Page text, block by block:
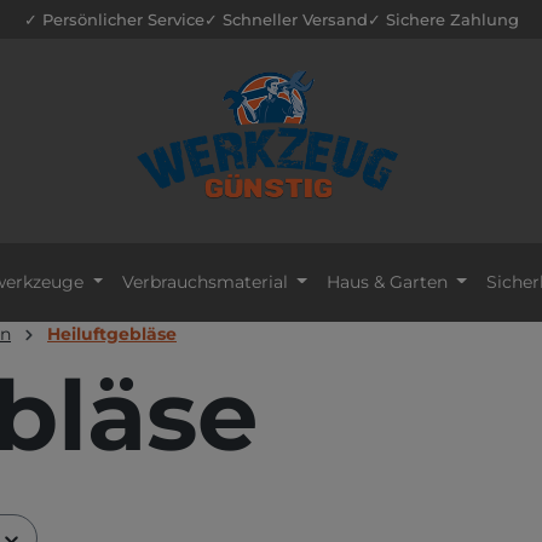
✓ Persönlicher Service✓ Schneller Versand✓ Sichere Zahlung
Verbrauchsmaterial Haus & Garten
Heiluftgebläse